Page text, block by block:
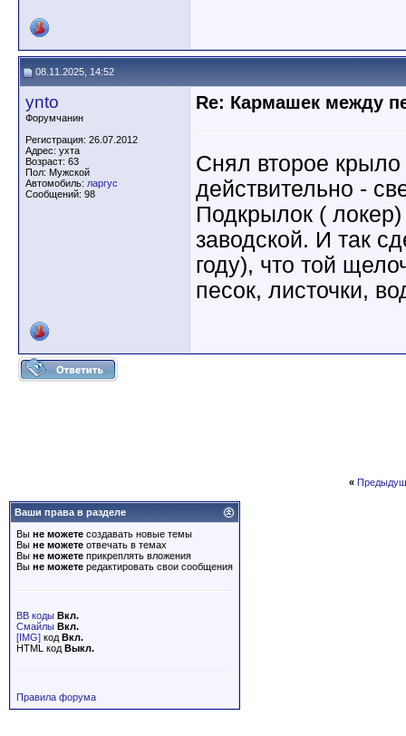
08.11.2025, 14:52
ynto
Форумчанин
Регистрация: 26.07.2012
Адрес: ухта
Возраст: 63
Пол: Мужской
Автомобиль: ларгус
Сообщений: 98
Re: Кармашек между
Снял второе
действительно -
Подкрылок ( локер)
заводской. И так
году), что той
песок, листочки,
«
Ваши права в разделе
Вы не можете создавать новые темы
Вы не можете отвечать в темах
Вы не можете прикреплять вложения
Вы не можете редактировать свои сообщения
BB коды Вкл.
Смайлы Вкл.
[IMG] код Вкл.
HTML код Выкл.
Правила форума